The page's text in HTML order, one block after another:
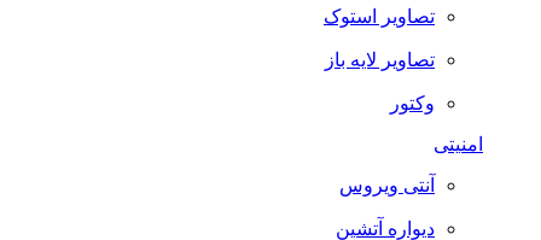
تصاویر استوک
تصاویر لایه باز
وکتور
آنتی ویروس
دیواره آتشین